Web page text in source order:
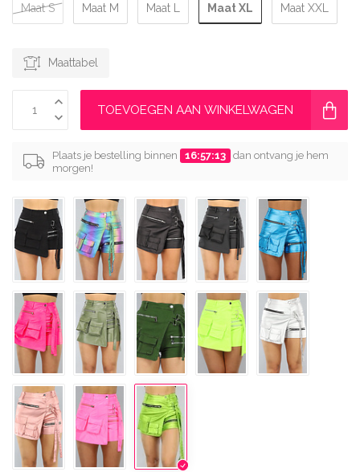
Maat S Maat M Maat L Maat XL Maat XXL
Maattabel
TOEVOEGEN AAN WINKELWAGEN
Plaats je bestelling binnen 16:57:12 dan ontvang je hem
morgen!